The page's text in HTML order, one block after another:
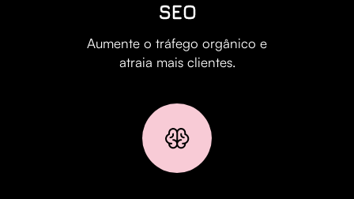
SEO
Aumente o tráfego orgânico e
atraia mais clientes.